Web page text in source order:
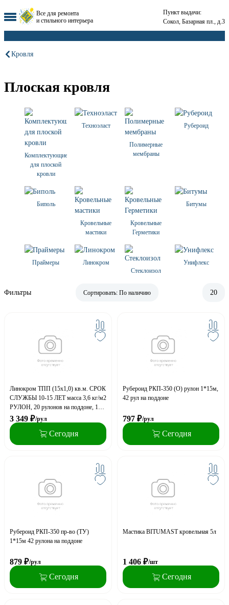
Все для ремонта
и стильного интерьера
Пункт выдачи:
Сокол, Базарная пл., д.3
Кровля
Плоская кровля
Комплектующие
для плоской
кровли
Техноэласт
Полимерные
мембраны
Рубероид
Биполь
Кровельные
мастики
Кровельные
Герметики
Битумы
Праймеры
Линокром
Стеклоизол
Унифлекс
Фильтры Сортировать: По наличию 20
Линокром ТПП (15х1,0) кв.м. СРОК
СЛУЖБЫ 10-15 ЛЕТ масса 3,6 кг/м2
РУЛОН, 20 рулонов на поддоне, 18
паллет в фуре
3 349 ₽/рул
Сегодня
Рубероид РКП-350 (О) рулон 1*15м,
42 рул на поддоне
797 ₽/рул
Сегодня
Рубероид РКП-350 пр-во (ТУ)
1*15м 42 рулона на поддоне
879 ₽/рул
Сегодня
Мастика BITUMAST кровельная 5л
1 406 ₽/шт
Сегодня